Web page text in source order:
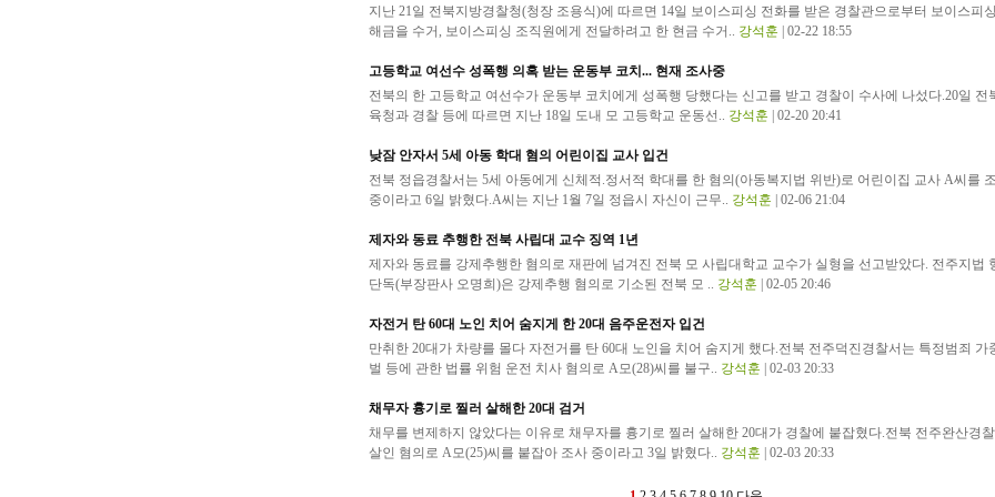
지난 21일 전북지방경찰청(청장 조용식)에 따르면 14일 보이스피싱 전화를 받은 경찰관으로부터 보이스피
해금을 수거, 보이스피싱 조직원에게 전달하려고 한 현금 수거.. 강석훈 | 02-22 18:55
고등학교 여선수 성폭행 의혹 받는 운동부 코치... 현재 조사중
전북의 한 고등학교 여선수가 운동부 코치에게 성폭행 당했다는 신고를 받고 경찰이 수사에 나섰다.20일 전
육청과 경찰 등에 따르면 지난 18일 도내 모 고등학교 운동선.. 강석훈 | 02-20 20:41
낮잠 안자서 5세 아동 학대 혐의 어린이집 교사 입건
전북 정읍경찰서는 5세 아동에게 신체적.정서적 학대를 한 혐의(아동복지법 위반)로 어린이집 교사 A씨를
중이라고 6일 밝혔다.A씨는 지난 1월 7일 정읍시 자신이 근무.. 강석훈 | 02-06 21:04
제자와 동료 추행한 전북 사립대 교수 징역 1년
제자와 동료를 강제추행한 혐의로 재판에 넘겨진 전북 모 사립대학교 교수가 실형을 선고받았다. 전주지법
단독(부장판사 오명희)은 강제추행 혐의로 기소된 전북 모 .. 강석훈 | 02-05 20:46
자전거 탄 60대 노인 치어 숨지게 한 20대 음주운전자 입건
만취한 20대가 차량를 몰다 자전거를 탄 60대 노인을 치어 숨지게 했다.전북 전주덕진경찰서는 특정범죄 가
벌 등에 관한 법률 위험 운전 치사 혐의로 A모(28)씨를 불구.. 강석훈 | 02-03 20:33
채무자 흉기로 찔러 살해한 20대 검거
채무를 변제하지 않았다는 이유로 채무자를 흉기로 찔러 살해한 20대가 경찰에 붙잡혔다.전북 전주완산경
살인 혐의로 A모(25)씨를 붙잡아 조사 중이라고 3일 밝혔다.. 강석훈 | 02-03 20:33